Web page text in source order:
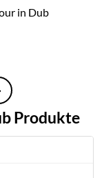
in Dub
Produkte